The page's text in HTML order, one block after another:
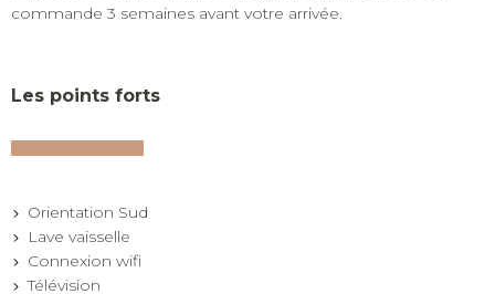
commande 3 semaines avant votre arrivée.
Les points forts
Orientation Sud
Lave vaisselle
Connexion wifi
Télévision